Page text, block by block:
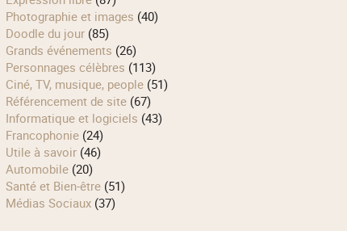
Photographie et images (40)
Doodle du jour(85)
Grands événements (26)
Personnages célèbres (113)
Ciné, TV, musique, people(51)
Référencement de site(67)
Informatique et logiciels (43)
Francophonie(24)
Utile à savoir(46)
Automobile(20)
Santé et Bien-être(51)
Médias Sociaux(37)